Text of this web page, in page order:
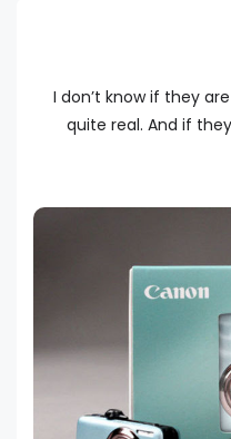
I don’t know if they
quite real. And if